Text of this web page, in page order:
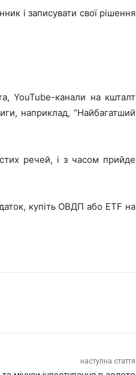
і записувати свої рішення
YouTube-канали на кшталт
наприклад, “Найбагатший
речей, і з часом прийде
купіть ОВДП або ETF на
наступна стаття